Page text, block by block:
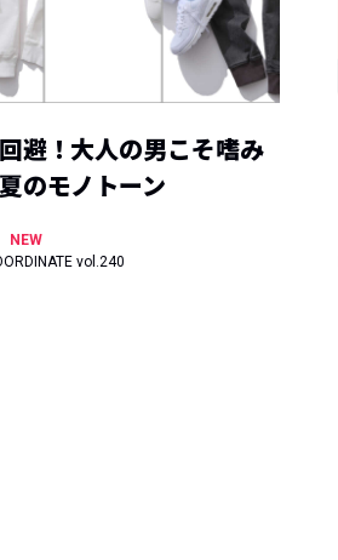
避！大人の男こそ嗜み
のモノトーン
NEW
vol.240